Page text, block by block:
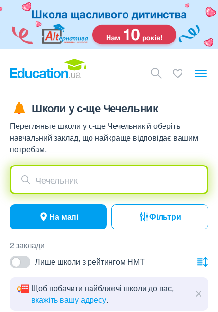
Школи у с-ще Чечельник
Перегляньте школи у с-ще Чечельник й оберіть
навчальний заклад, що найкраще відповідає вашим
потребам.
Чечельник
На мапі Фільтри
2 заклади
Лише школи з рейтингом НМТ
Щоб побачити найближчі школи до вас,
вкажіть вашу адресу.